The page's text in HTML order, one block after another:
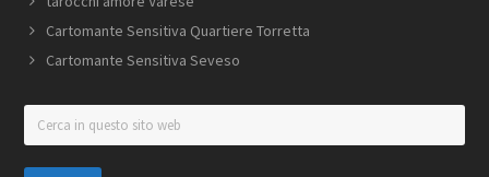
Cartomante Sensitiva Quartiere Torretta
Cartomante Sensitiva Seveso
Cerca
in
questo